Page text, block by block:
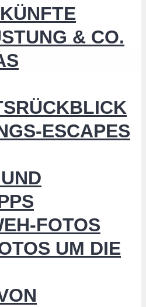
& CO.
ESCAPES
FOTOS
UM DIE